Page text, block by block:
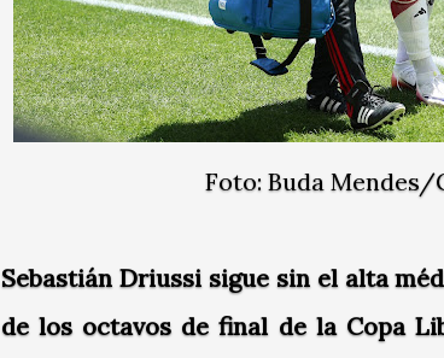
Foto: Buda Mendes/
Sebastián Driussi sigue sin el alta
de los octavos de final de la Copa